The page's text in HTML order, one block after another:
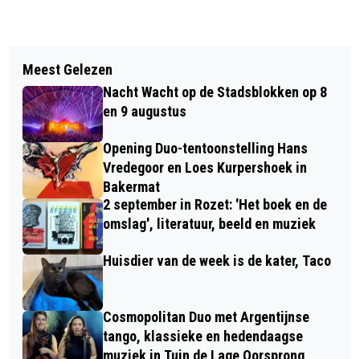
VALLENDE STERREN OP KOMST
AANHOUDENDE DROOGTE KAN
BINNENVAART LANGER DWARSZITTEN
Meest Gelezen
Nacht Wacht op de Stadsblokken op 8
en 9 augustus
Opening Duo-tentoonstelling Hans
Vredegoor en Loes Kurpershoek in
Bakermat
2 september in Rozet: 'Het boek en de
omslag', literatuur, beeld en muziek
Huisdier van de week is de kater, Taco
Cosmopolitan Duo met Argentijnse
tango, klassieke en hedendaagse